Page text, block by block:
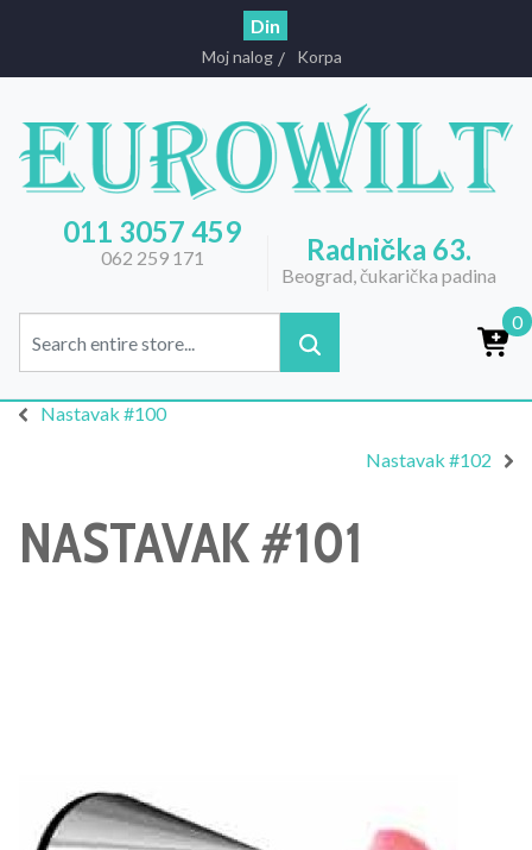
Din
Moj nalog Korpa
011 3057 459
062 259 171 Radnička 63.
Beograd, čukarička padina
0
Nastavak #100
Nastavak #102
NASTAVAK #101